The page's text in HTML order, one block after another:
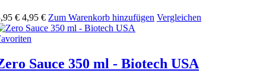
€ 4,95 € Zum Warenkorb hinzufügen Vergleichen
Sauce 350 ml - Biotech USA